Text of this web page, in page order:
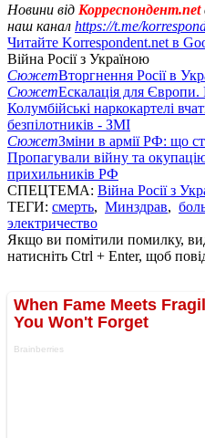
Новини від Корреспондент.net
наш канал https://t.me/
Читайте Korrespondent.net в
Війна Росії з Україною
СюжетВторгнення Росії в
СюжетЕскалація для
Колумбійські наркокартелі
безпілотників - ЗМІ
СюжетЗміни в армії РФ: що
Пропагували війну та
прихильників РФ
СПЕЦТЕМА: Війна Росії з
ТЕГИ: смерть, Минздрав,
электричество
Якщо ви помітили помилку,
натисніть Ctrl + Enter, щоб